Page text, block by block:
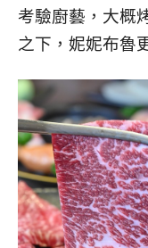
考驗廚藝，大概
之下，妮妮布魯